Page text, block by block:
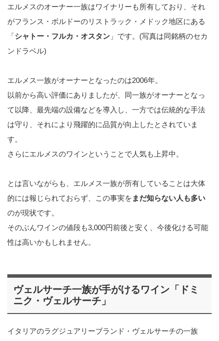
エルメスのオーナー一族はワイナリーも所有しており、それ
がフランス・ボルドーのリストラック・メドック地区にある
「シャトー・フルカ・オスタン 」です。(写真は同銘柄のセカ
ンドラベル)
エルメス一族がオーナーとなったのは2006年。
以前から高い評価にありましたが、同一族がオーナーとなっ
て以降、最先端の設備などを導入し、一方では伝統的な手法
は守り、それにより飛躍的に品質が向上したとされていま
す。
さらにエルメスのワインということで人気も上昇中。
とは言いながらも、エルメス一族が所有していることは大体
的には報じられておらず、この事実を まだ知らない人も多い
のが現状です。
そのぶんワインの値段も3,000円前後と安く、今後化ける可能
性は高いかもしれません。
ヴェルサーチ一族が手がけるワイン「ドミ
ニク・ヴェルサーチ」
イタリアのラグジュアリーブランド・ヴェルサーチの一族